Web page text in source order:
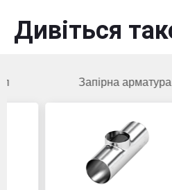
Дивіться
Запірна арматура